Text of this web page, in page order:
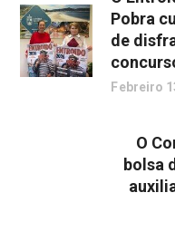
Pobra
de
Febreiro
O
bolsa